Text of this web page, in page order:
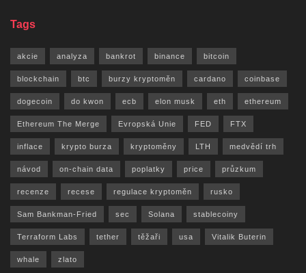
Tags
akcie analyza bankrot binance bitcoin
blockchain btc burzy kryptoměn cardano coinbase
dogecoin do kwon ecb elon musk eth ethereum
Ethereum The Merge Evropská Unie FED FTX
inflace krypto burza kryptoměny LTH medvědí trh
návod on-chain data poplatky price průzkum
recenze recese regulace kryptoměn rusko
Sam Bankman-Fried sec Solana stablecoiny
Terraform Labs tether těžaři usa Vitalik Buterin
whale zlato